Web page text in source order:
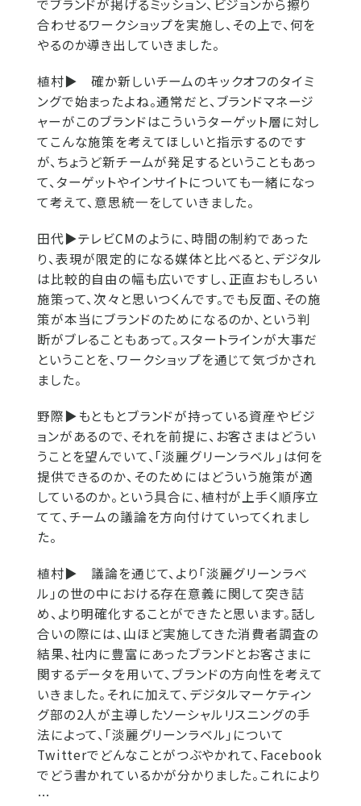
でブランドが掲げるミッション、ビジョンから擦り
合わせるワークショップを実施し、その上で、何を
やるのか導き出していきました。
植村▶確か新しいチームのキックオフのタイミ
ングで始まったよね。通常だと、ブランドマネージ
ャーがこのブランドはこういうターゲット層に対し
てこんな施策を考えてほしいと指示するのです
が、ちょうど新チームが発足するということもあっ
て、ターゲットやインサイトについても一緒になっ
て考えて、意思統一をしていきました。
田代▶テレビCMのように、時間の制約であった
り、表現が限定的になる媒体と比べると、デジタル
は比較的自由の幅も広いですし、正直おもしろい
施策って、次々と思いつくんです。でも反面、その施
策が本当にブランドのためになるのか、という判
断がブレることもあって。スタートラインが大事だ
ということを、ワークショップを通じて気づかされ
ました。
野際▶もともとブランドが持っている資産やビジ
ョンがあるので、それを前提に、お客さまはどうい
うことを望んでいて、「淡麗グリーンラベル」は何を
提供できるのか、そのためにはどういう施策が適
しているのか。という具合に、植村が上手く順序立
てて、チームの議論を方向付けていってくれまし
た。
植村▶ 議論を通じて、より「淡麗グリーンラベ
ル」の世の中における存在意義に関して突き詰
め、より明確化することができたと思います。話し
合いの際には、山ほど実施してきた消費者調査の
結果、社内に豊富にあったブランドとお客さまに
関するデータを用いて、ブランドの方向性を考えて
いきました。それに加えて、デジタルマーケティン
グ部の2人が主導したソーシャルリスニングの手
法によって、「淡麗グリーンラベル」について
Twitterでどんなことがつぶやかれて、Facebook
でどう書かれているかが分かりました。これにより
…